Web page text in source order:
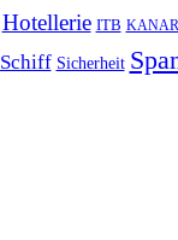
Hotellerie ITB
Schiff Sicherheit